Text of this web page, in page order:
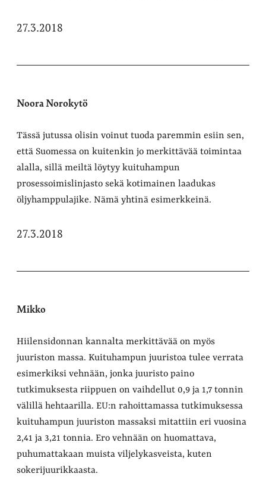
27.3.2018
Noora Norokytö
Tässä jutussa olisin voinut tuoda paremmin esiin sen,
että Suomessa on kuitenkin jo merkittävää toimintaa
alalla, sillä meiltä löytyy kuituhampun
prosessoimislinjasto sekä kotimainen laadukas
öljyhamppulajike. Nämä yhtinä esimerkkeinä.
27.3.2018
Mikko
Hiilensidonnan kannalta merkittävää on myös
juuriston massa. Kuituhampun juuristoa tulee verrata
esimerkiksi vehnään, jonka juuristo paino
tutkimuksesta riippuen on vaihdellut 0,9 ja 1,7 tonnin
välillä hehtaarilla. EU:n rahoittamassa tutkimuksessa
kuituhampun juuriston massaksi mitattiin eri vuosina
2,41 ja 3,21 tonnia. Ero vehnään on huomattava,
puhumattakaan muista viljelykasveista, kuten
sokerijuurikkaasta.